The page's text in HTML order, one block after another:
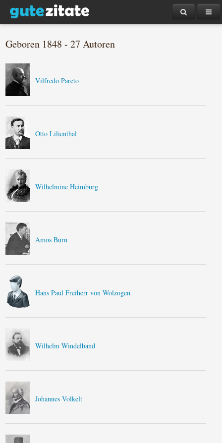
Geboren 1848 - 27 Autoren
Vilfredo Pareto
Otto Lilienthal
Wilhelmine Heimburg
Amos Burn
Hans Paul Freiherr von Wolzogen
Wilhelm Windelband
Johannes Volkelt